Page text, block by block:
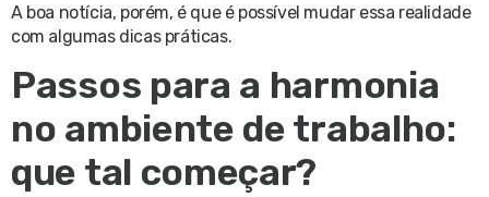
A boa notícia, porém, é que é possível mudar essa realidade
com algumas dicas práticas.
Passos para a harmonia
no ambiente de trabalho:
que tal começar?